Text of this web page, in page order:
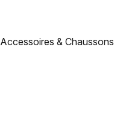
Accessoires & Chaussons